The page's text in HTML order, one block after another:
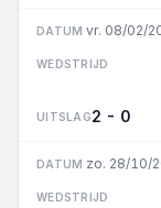
DATUM vr. 08/02/
WEDSTRIJD
UITSLAG2 - 0
DATUM zo. 28/10/
WEDSTRIJD